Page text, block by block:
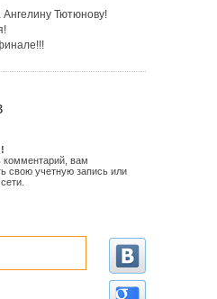
Ангелину Тютюнову!
комментарий, вам
свою учетную запись или